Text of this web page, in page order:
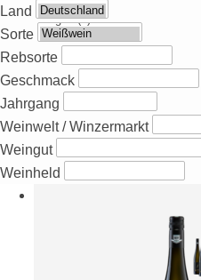
Land
Sorte
Rebsorte
Geschmack
Jahrgang
Weinwelt / Winzermarkt
Weingut
Weinheld